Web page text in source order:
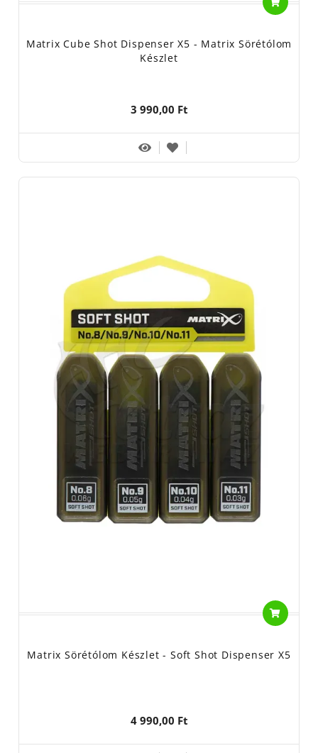
Matrix Cube Shot Dispenser X5 - Matrix Sörétólom
Készlet
3 990,00 Ft
Matrix Sörétólom Készlet - Soft Shot Dispenser X5
4 990,00 Ft